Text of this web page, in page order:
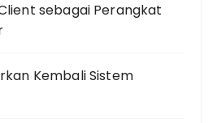
sebagai Perangkat
Kembali Sistem